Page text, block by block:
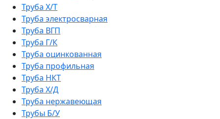
Труба Х/Т
Труба электросварная
Труба ВГП
Труба Г/К
Труба оцинкованная
Труба профильная
Труба НКТ
Труба Х/Д
Труба нержавеющая
Трубы Б/У